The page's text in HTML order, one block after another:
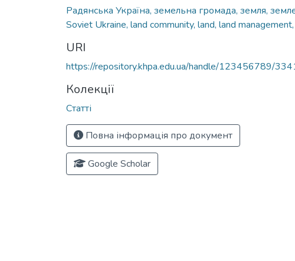
Радянська Україна, земельна громада, земля,
Soviet Ukraine, land community, land, land
URI
https://repository.khpa.edu.ua/handle/123456789/
Колекції
Статті
Повна інформація про документ
Google Scholar